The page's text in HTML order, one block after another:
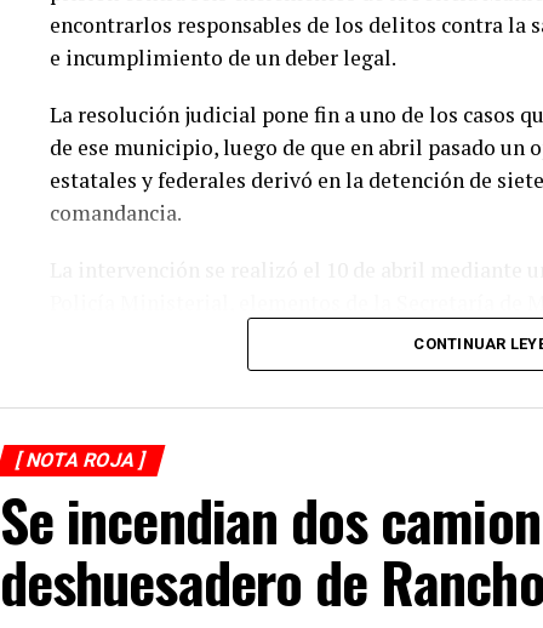
La circulación en la zona se vio afectada por
Posteriormente, el tránsito fue restablecido de
encontrarlos responsables de los delitos contra la
e incumplimiento de un deber legal.
La resolución judicial pone fin a uno de los casos
de ese municipio, luego de que en abril pasado un
estatales y federales derivó en la detención de
comandancia.
Seguridad Pública (SSP), quienes ejecutaron una
corporación municipal.
destinadas al narcomenudeo, por lo que los
Tras varios meses de proceso penal, el juez
Anselmo “N”, Jesús “N”, Diego “N”, Lauro Arturo
imponiéndoles una pena de cuatro años y nueve
CONTINUAR
[ NOTA ROJA ]
Se incendian dos
deshuesadero de